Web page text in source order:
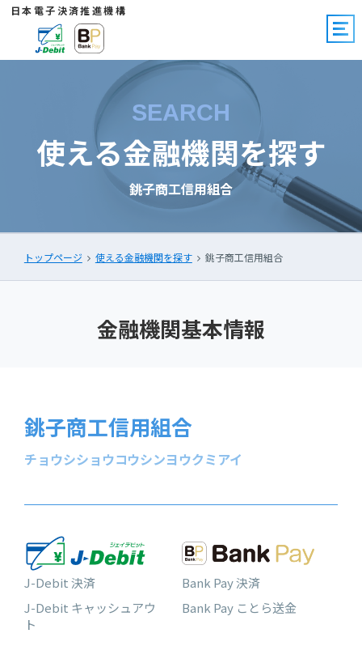
日本電子決済推進機構
SEARCH
使える金融機関を探す
銚子商工信用組合
トップページ 使える金融機関を探す 銚子商工信用組合
金融機関基本情報
銚子商工信用組合
チョウシショウコウシンヨウクミアイ
J-Debit 決済
J-Debit キャッシュアウ
ト
Bank Pay 決済
Bank Pay ことら送金